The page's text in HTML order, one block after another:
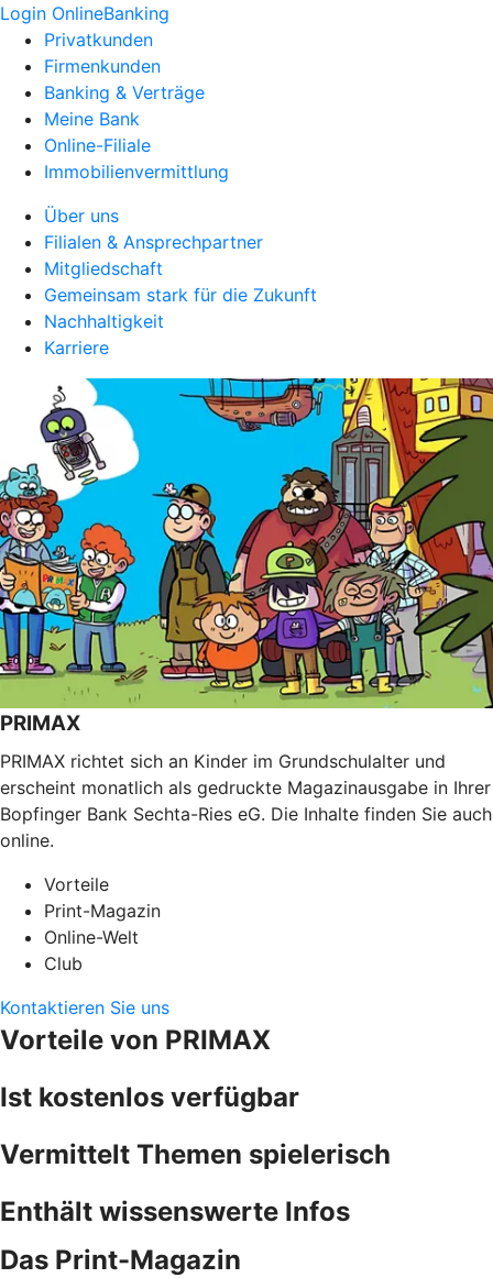
Login OnlineBanking
Privatkunden
Firmenkunden
Banking & Verträge
Meine Bank
Online-Filiale
Immobilienvermittlung
Über uns
Filialen & Ansprechpartner
Mitgliedschaft
Gemeinsam stark für die Zukunft
Nachhaltigkeit
Karriere
PRIMAX
PRIMAX richtet sich an Kinder im Grundschulalter und
erscheint monatlich als gedruckte Magazinausgabe in Ihrer
Bopfinger Bank Sechta-Ries eG. Die Inhalte finden Sie auch
online.
Vorteile
Print-Magazin
Online-Welt
Club
Kontaktieren Sie uns
Vorteile von PRIMAX
Ist kostenlos verfügbar
Vermittelt Themen spielerisch
Enthält wissenswerte Infos
Das Print-Magazin